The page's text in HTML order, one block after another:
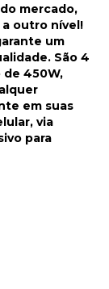
mercado,
outro nível!
um
São 4
de 450W,
em suas
via
para